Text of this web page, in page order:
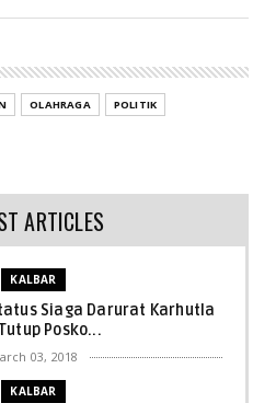
OLAHRAGA
POLITIK
ARTICLES
KALBAR
Siaga Darurat Karhutla
Posko...
03, 2018
KALBAR